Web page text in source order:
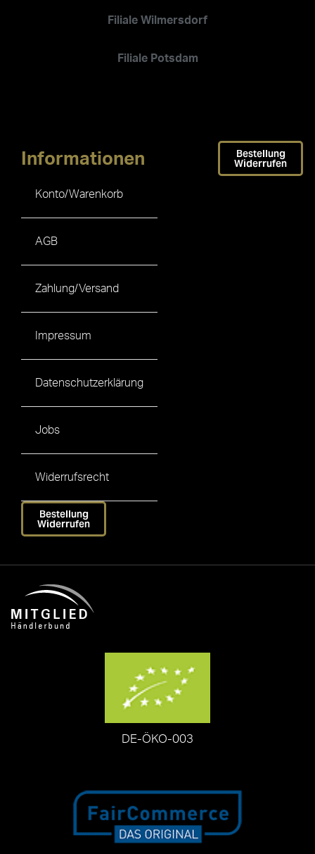
Filiale Wilmersdorf
Filiale Potsdam
Informationen
Konto/Warenkorb
AGB
Zahlung/Versand
Impressum
Datenschutzerklärung
Jobs
Widerrufsrecht
Bestellung
Widerrufen
Bestellung
Widerrufen
DE-ÖKO-003